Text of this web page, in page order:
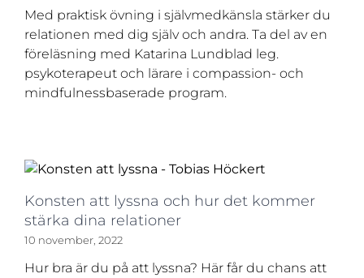
Med praktisk övning i självmedkänsla stärker du
relationen med dig själv och andra. Ta del av en
föreläsning med Katarina Lundblad leg.
psykoterapeut och lärare i compassion- och
mindfulnessbaserade program.
Konsten att lyssna och hur det kommer
stärka dina relationer
10 november, 2022
Hur bra är du på att lyssna? Här får du chans att